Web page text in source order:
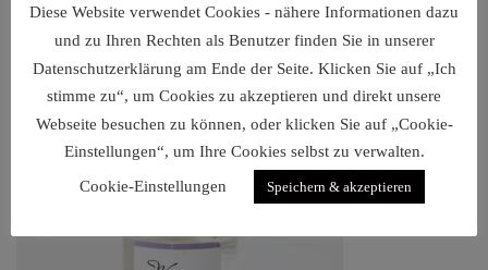
Diese Website verwendet Cookies - nähere Informationen dazu
und zu Ihren Rechten als Benutzer finden Sie in unserer
Datenschutzerklärung am Ende der Seite. Klicken Sie auf „Ich
stimme zu“, um Cookies zu akzeptieren und direkt unsere
Webseite besuchen zu können, oder klicken Sie auf „Cookie-
Einstellungen“, um Ihre Cookies selbst zu verwalten.
Cookie-Einstellungen
Speichern & akzeptieren